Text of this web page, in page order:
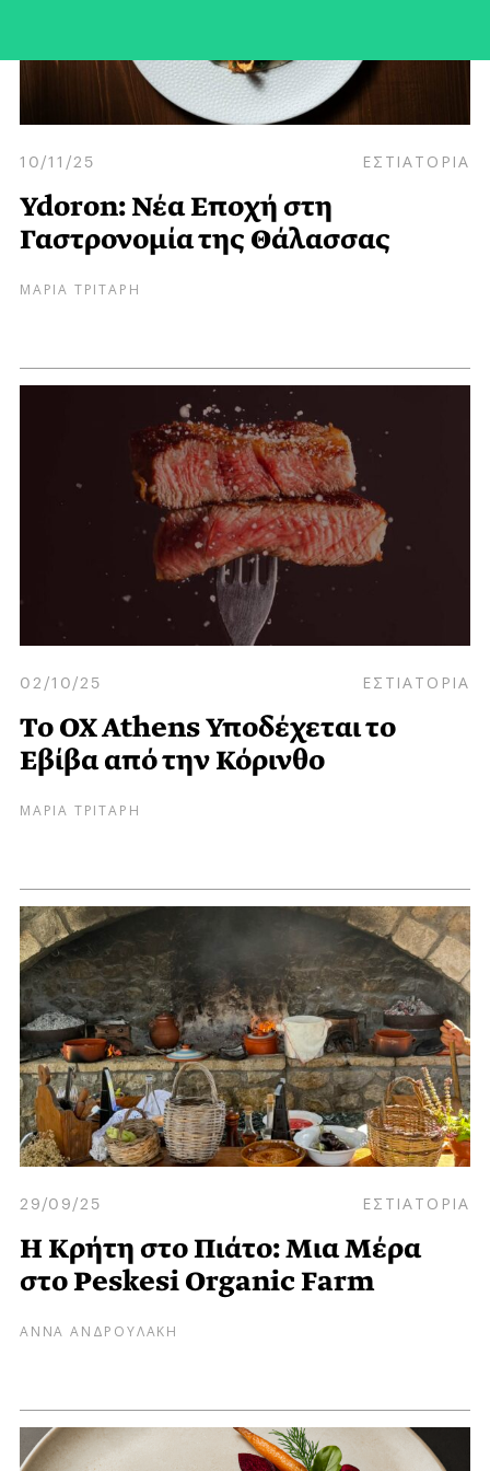
10/11/25 ΕΣΤΙΑΤΟΡΙΑ
Ydoron: Νέα Εποχή στη
Γαστρονομία της Θάλασσας
ΜΑΡΙΑ ΤΡΙΤΑΡΗ
02/10/25 ΕΣΤΙΑΤΟΡΙΑ
Το OX Athens Υποδέχεται το
Εβίβα από την Κόρινθο
ΜΑΡΙΑ ΤΡΙΤΑΡΗ
29/09/25 ΕΣΤΙΑΤΟΡΙΑ
Η Κρήτη στο Πιάτο: Μια Μέρα
στο Peskesi Organic Farm
ΑΝΝΑ ΑΝΔΡΟΥΛΑΚΗ